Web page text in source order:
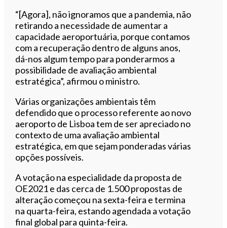
“[Agora], não ignoramos que a pandemia, não
retirando a necessidade de aumentar a
capacidade aeroportuária, porque contamos
com a recuperação dentro de alguns anos,
dá-nos algum tempo para ponderarmos a
possibilidade de avaliação ambiental
estratégica”, afirmou o ministro.
Várias organizações ambientais têm
defendido que o processo referente ao novo
aeroporto de Lisboa tem de ser apreciado no
contexto de uma avaliação ambiental
estratégica, em que sejam ponderadas várias
opções possíveis.
A votação na especialidade da proposta de
OE2021 e das cerca de 1.500 propostas de
alteração começou na sexta-feira e termina
na quarta-feira, estando agendada a votação
final global para quinta-feira.